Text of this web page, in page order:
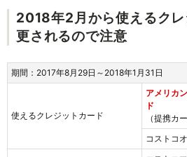
2018年2月から使えるク
更されるので注意
期間：2017年8月29日～2018年1月31日
使えるクレジットカード
アメリカ
ド
（提携カ
コストコ